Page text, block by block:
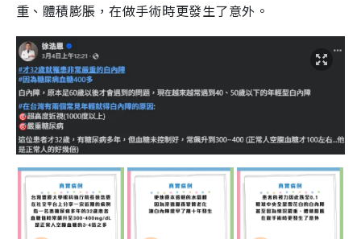
重、體積膨脹，在做手術時更發生了意外。